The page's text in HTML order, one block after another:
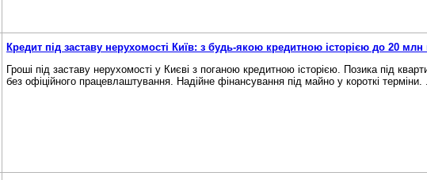
Кредит під заставу нерухомості Київ: з будь-якою кредитною історією до 20 млн
Гроші під заставу нерухомості у Києві з поганою кредитною історією. Позика під
без офіційного працевлаштування. Надійне фінансування під майно у короткі терміни.